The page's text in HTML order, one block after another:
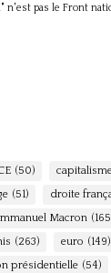
n'est pas le Front
(50)
(51) droite
Macron
(263) euro (149)
présidentielle (54)